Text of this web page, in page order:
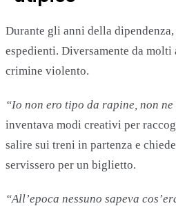
Durante gli anni della
espedienti. Diversamente da
crimine violento.
“Io non ero tipo da rapine, non ne
inventava modi creativi per
salire sui treni in partenza e
servissero per un biglietto.
“All’epoca nessuno sapeva